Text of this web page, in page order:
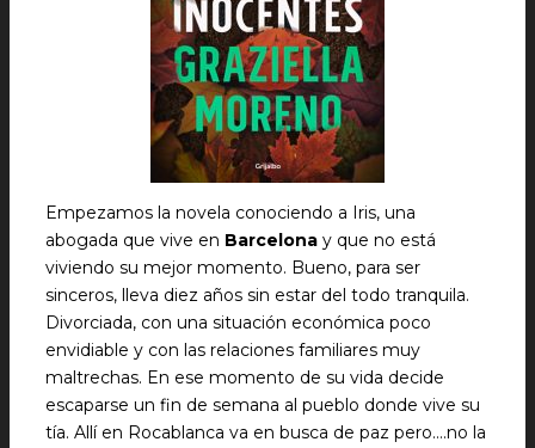
Empezamos la novela conociendo a Iris, una
abogada que vive en Barcelona y que no está
viviendo su mejor momento. Bueno, para ser
sinceros, lleva diez años sin estar del todo tranquila.
Divorciada, con una situación económica poco
envidiable y con las relaciones familiares muy
maltrechas. En ese momento de su vida decide
escaparse un fin de semana al pueblo donde vive su
tía. Allí en Rocablanca va en busca de paz pero….no la